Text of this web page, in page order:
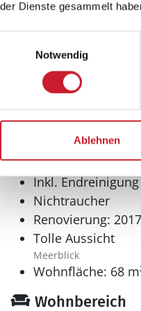
der Dienste gesammelt
Notwendig
Ablehnen
Allgemeines
Anzahl Haustiere
Anzahl Personen: 4
Baujahr: 1978
Naturgrundstück
Haustiere: Nur
Inkl. Endreinigung
Nichtraucher
Renovierung: 2017
Tolle Aussicht
Meerblick
Wohnfläche: 68
Wohnbereich